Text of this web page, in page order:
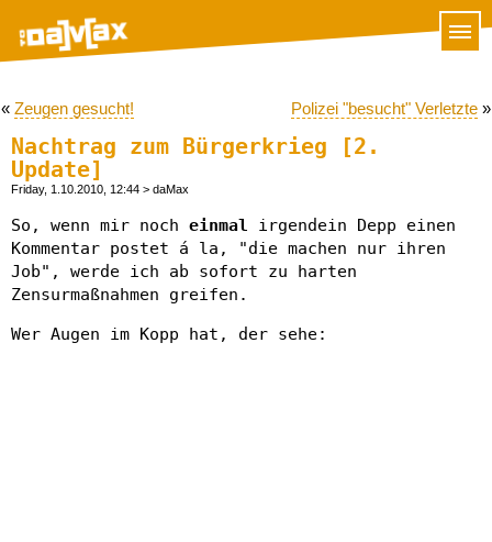
« Zeugen gesucht! Polizei "besucht" Verletzte »
Nachtrag zum Bürgerkrieg [2.
Update]
Friday, 1.10.2010, 12:44 > daMax
So, wenn mir noch einmal irgendein Depp einen
Kommentar postet á la, "die machen nur ihren
Job", werde ich ab sofort zu harten
Zensurmaßnahmen greifen.
Wer Augen im Kopp hat, der sehe: